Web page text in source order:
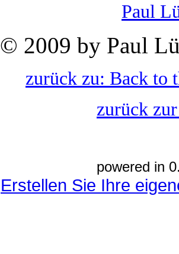
Paul
© 2009 by Paul
zurück zu: Back to
zurück
powered in
Erstellen Sie Ihre